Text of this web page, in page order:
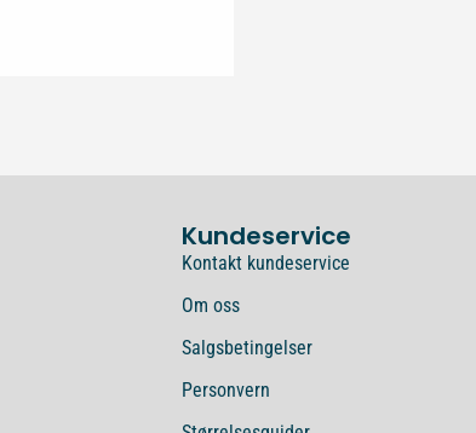
Kundeservice
Kontakt kundeservice
Om oss
Salgsbetingelser
Personvern